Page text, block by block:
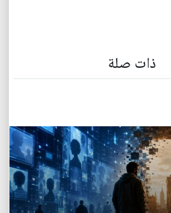
ذات صلة